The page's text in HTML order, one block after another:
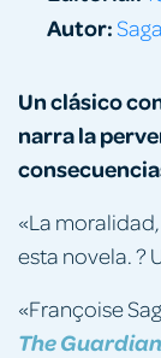
Un clásico
narra la
«La
esta novela. ?
«Françoise
The Guardian
Autor: